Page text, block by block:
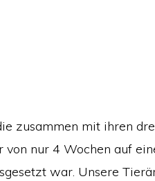
zusammen mit ihren
nur 4 Wochen auf
war. Unsere